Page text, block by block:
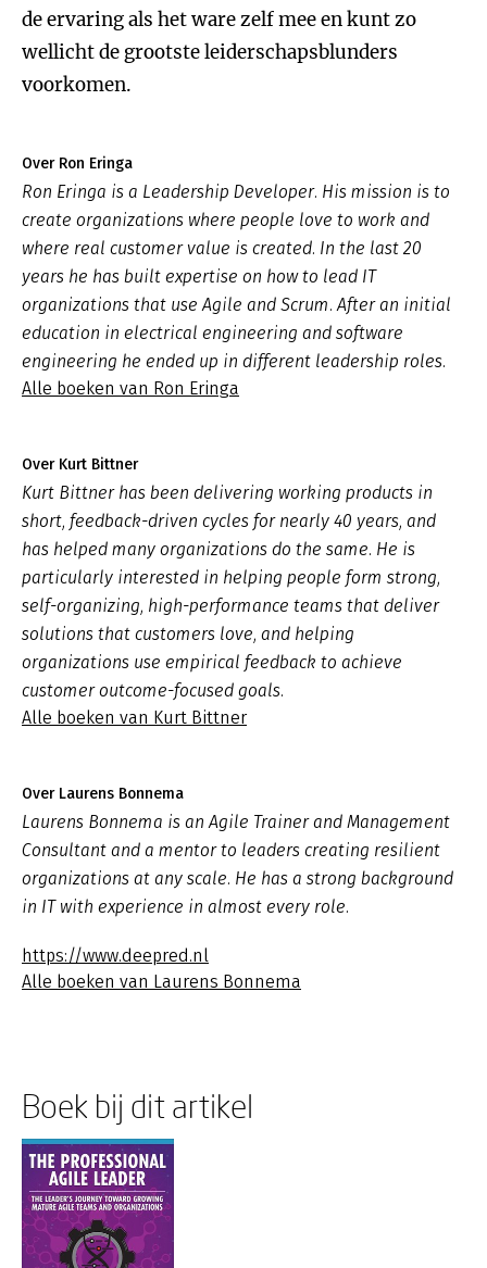
de ervaring als het ware zelf mee en kunt zo
wellicht de grootste leiderschapsblunders
voorkomen.
Over Ron Eringa
Ron Eringa is a Leadership Developer. His mission is to
create organizations where people love to work and
where real customer value is created. In the last 20
years he has built expertise on how to lead IT
organizations that use Agile and Scrum. After an initial
education in electrical engineering and software
engineering he ended up in different leadership roles.
Alle boeken van Ron Eringa
Over Kurt Bittner
Kurt Bittner has been delivering working products in
short, feedback-driven cycles for nearly 40 years, and
has helped many organizations do the same. He is
particularly interested in helping people form strong,
self-organizing, high-performance teams that deliver
solutions that customers love, and helping
organizations use empirical feedback to achieve
customer outcome-focused goals.
Alle boeken van Kurt Bittner
Over Laurens Bonnema
Laurens Bonnema is an Agile Trainer and Management
Consultant and a mentor to leaders creating resilient
organizations at any scale. He has a strong background
in IT with experience in almost every role.
https://www.deepred.nl
Alle boeken van Laurens Bonnema
Boek bij dit artikel